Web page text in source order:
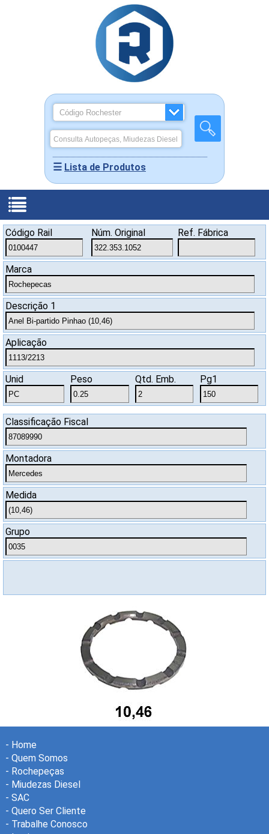
☰ Lista de Produtos
Home
Quem
Produtos
-
Miudezas
SAC
Código Rail Núm. Original Ref. Fábrica
Marca
Descrição 1
Aplicação
Unid Peso Qtd. Emb. Pg1
Classificação Fiscal
Montadora
Medida
Grupo
- Home
- Quem Somos
- Rochepeças
- Miudezas Diesel
- SAC
- Quero Ser Cliente
- Trabalhe Conosco